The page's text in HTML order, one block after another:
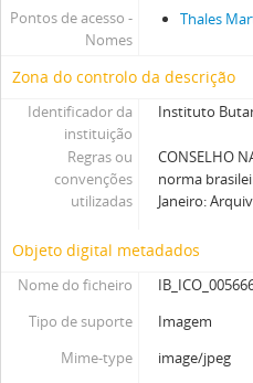
Pontos de acesso -
Nomes
Thales
Zona do controlo da descrição
Identificador da
instituição
Instituto
Regras ou
convenções
utilizadas
CONSELHO
norma
Janeiro:
Objeto digital metadados
Nome do ficheiro
Tipo de suporte
Imagem
Mime-type
image/jpeg